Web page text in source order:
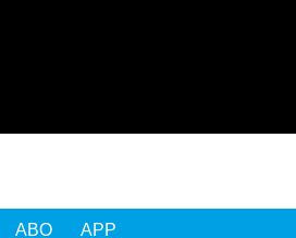
ABO APP